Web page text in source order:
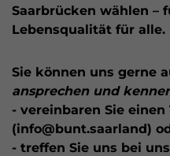
Saarbrücken wählen –
Lebensqualität für alle.
Sie können uns gerne
ansprechen und
- vereinbaren Sie
(info@bunt.saarland)
- treffen Sie uns bei